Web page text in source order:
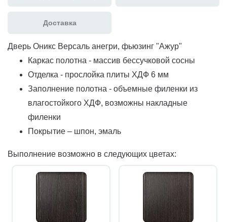
Доставка
Дверь Оникс Версаль анегри, фьюзинг "Ажур"
Каркас полотна - массив бессучковой сосны
Отделка - прослойка плиты ХДФ 6 мм
Заполнение полотна - объемные филенки из
влагостойкого ХДФ, возможны накладные
филенки
Покрытие – шпон, эмаль
Выполнение возможно в следующих цветах: